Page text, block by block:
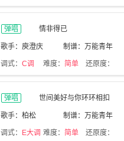
弹唱 情非得已
歌手：庾澄庆 制谱：万能青年
调式： C调 难度： 简单 还原度：
弹唱 世间美好与你环环相扣
歌手：柏松 制谱：万能青年
调式： E大调 难度： 简单 还原度：